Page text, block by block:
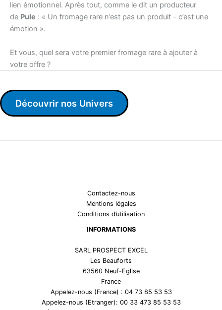
lien émotionnel. Après tout, comme le dit un producteur
de Pule : « Un fromage rare n’est pas un produit – c’est une
émotion ».
Et vous, quel sera votre premier fromage rare à ajouter à
votre offre ?
Découvrir nos Univers
Contactez-nous
Mentions légales
Conditions d’utilisation
INFORMATIONS
SARL PROSPECT EXCEL
Les Beauforts
63560 Neuf-Eglise
France
Appelez-nous (France) : 04 73 85 53 53
Appelez-nous (Etranger): 00 33 473 85 53 53